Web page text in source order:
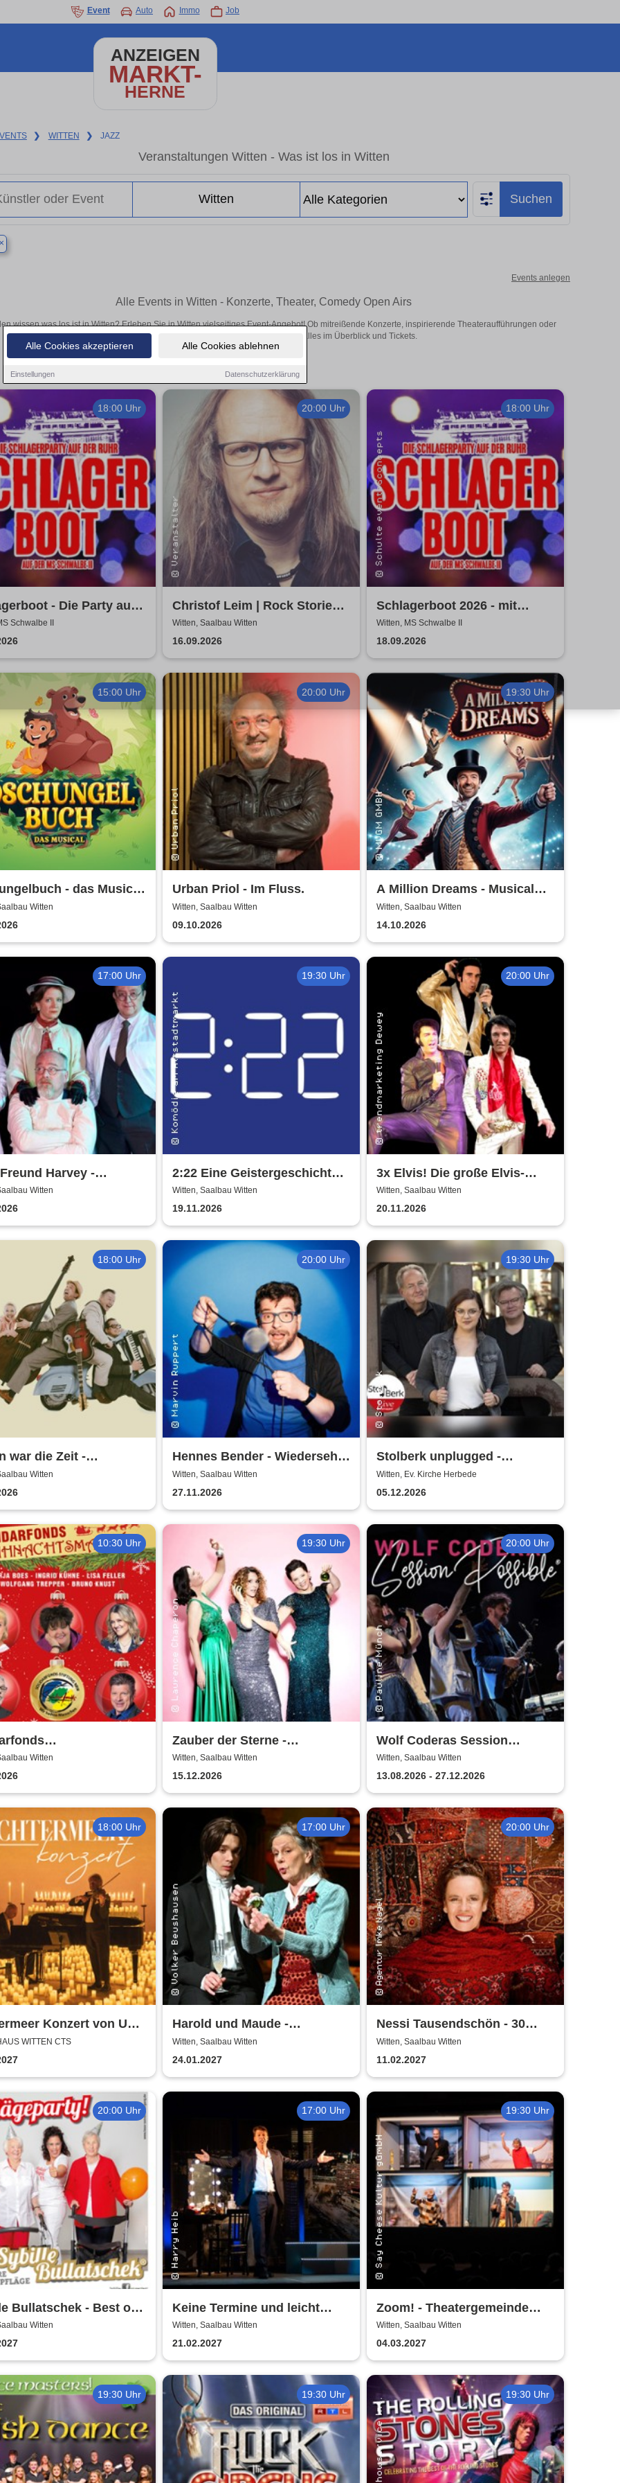
Alle Cookies akzeptieren Alle Cookies ablehnen
Einstellungen Datenschutzerklärung
Event Auto Immo Job
ANZEIGEN
MARKT-
HERNE
❯ WITTEN ❯ JAZZ
Veranstaltungen Witten - Was ist los in Witten
Suchen
×
Events anlegen
Alle Events in Witten - Konzerte, Theater, Comedy Open Airs
wissen was los ist in Witten? Erleben Sie in Witten vielseitiges Event-Angebot! Ob mitreißende Konzerte, inspirierende Theateraufführungen oder
aufregende Veranstaltungen in Witten – hier finden alles im Überblick und Tickets.
18:00 Uhr
- Die Party auf
Schwalbe II
20:00 Uhr
Christof Leim | Rock Stories II
- neue Geschichten
Witten, Saalbau Witten
16.09.2026
18:00 Uhr
Schlagerboot 2026 - mit
Schlagerstar TIMO & DJ
Witten, MS Schwalbe II
18.09.2026
15:00 Uhr
- das Musical
Liberi
Witten
20:00 Uhr
Urban Priol - Im Fluss.
Witten, Saalbau Witten
09.10.2026
19:30 Uhr
A Million Dreams - Musical
Circus Show
Witten, Saalbau Witten
14.10.2026
17:00 Uhr
Harvey -
Volksbühne
Witten
19:30 Uhr
2:22 Eine Geistergeschichte -
Theatergemeinde Volksbühne
Witten
Witten, Saalbau Witten
19.11.2026
20:00 Uhr
3x Elvis! Die große Elvis-
Zeitreise! - Shaky Everett,
Oliver Steinhoff, Brian Troy
Witten, Saalbau Witten
20.11.2026
18:00 Uhr
war die Zeit -
Volksbühne
Witten
20:00 Uhr
Hennes Bender - Wiedersehn
macht Freude
Witten, Saalbau Witten
27.11.2026
19:30 Uhr
Stolberk unplugged -
Weihnachtskonzert
Witten, Ev. Kirche Herbede
05.12.2026
10:30 Uhr
- Das
kommt zum Schluss
Trepper-Boes-Kühne-
Witten
19:30 Uhr
Zauber der Sterne -
Weihnachtskonzert |
Theatergemeinde Volksbühne
Witten
Witten, Saalbau Witten
15.12.2026
20:00 Uhr
Wolf Coderas Session
Possible
Witten, Saalbau Witten
13.08.2026 - 27.12.2026
18:00 Uhr
Konzert von Uwe
WITTEN CTS
17:00 Uhr
Harold und Maude -
Theatergemeinde Volksbühne
Witten
Witten, Saalbau Witten
24.01.2027
20:00 Uhr
Nessi Tausendschön - 30
Jahre Zenit
Witten, Saalbau Witten
11.02.2027
20:00 Uhr
Bullatschek - Best of
Witten
17:00 Uhr
Keine Termine und leicht
einen sitzen -
Theatergemeinde Volksbühne
Witten
Witten, Saalbau Witten
21.02.2027
19:30 Uhr
Zoom! - Theatergemeinde
Volksbühne Witten
Witten, Saalbau Witten
04.03.2027
19:30 Uhr 19:30 Uhr 19:30 Uhr